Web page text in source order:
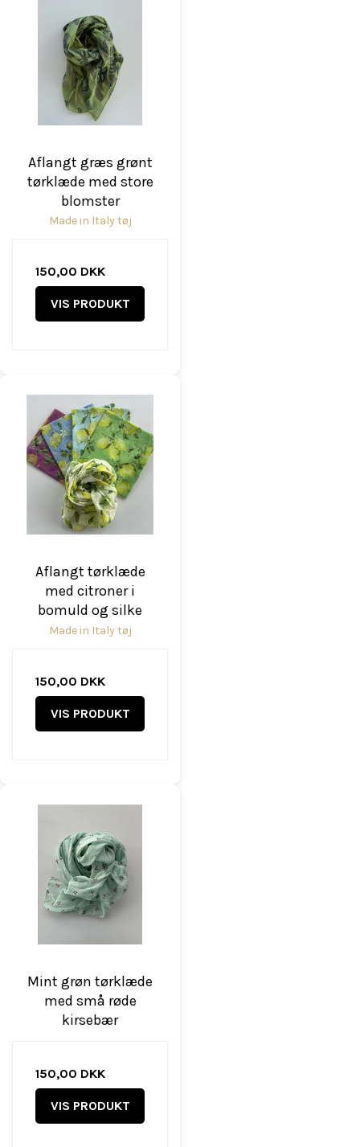
Aflangt græs grønt
tørklæde med store
blomster
Made in Italy tøj
150,00 DKK
VIS PRODUKT
Aflangt tørklæde
med citroner i
bomuld og silke
Made in Italy tøj
150,00 DKK
VIS PRODUKT
Mint grøn tørklæde
med små røde
kirsebær
150,00 DKK
VIS PRODUKT